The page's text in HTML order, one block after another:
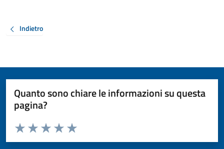
Indietro
Quanto sono chiare le informazioni su questa
pagina?
Valuta da 1 a 5 stelle la pagina
Valuta 5 stelle su 5
Valuta 4 stelle su 5
Valuta 3 stelle su 5
Valuta 2 stelle su 5
Valuta 1 stelle su 5